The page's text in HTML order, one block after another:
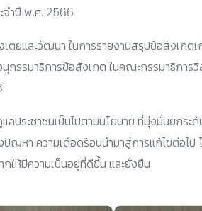
จำปี พ.ศ. 2566
ยและวัฒนา ในการรายงานสรุปข้อสังเกตเ
กรรมาธิการข้อสังเกต ในคณะกรรมาธิการ
ลประชาชนเป็นไปตามนโยบาย ที่มุ่งมั่นยกร
ญหา ความเดือดร้อนนำมาสู่การแก้ไขต่อไป
ให้มีความเป็นอยู่ที่ดีขึ้น และยั่งยืน